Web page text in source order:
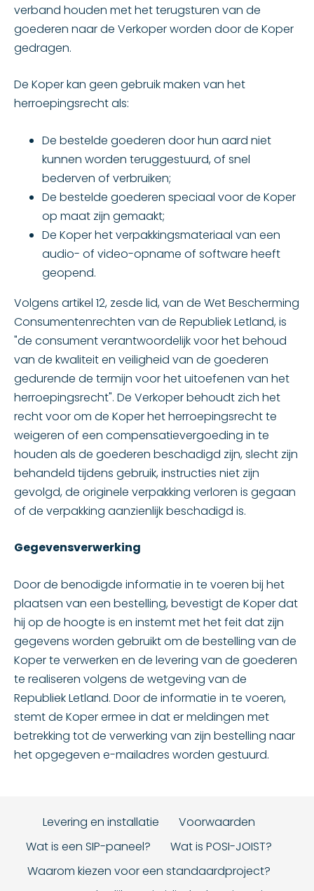
verband houden met het terugsturen van de
goederen naar de Verkoper worden door de Koper
gedragen.
De Koper kan geen gebruik maken van het
herroepingsrecht als:
De bestelde goederen door hun aard niet
kunnen worden teruggestuurd, of snel
bederven of verbruiken;
De bestelde goederen speciaal voor de Koper
op maat zijn gemaakt;
De Koper het verpakkingsmateriaal van een
audio- of video-opname of software heeft
geopend.
Volgens artikel 12, zesde lid, van de Wet Bescherming
Consumentenrechten van de Republiek Letland, is
"de consument verantwoordelijk voor het behoud
van de kwaliteit en veiligheid van de goederen
gedurende de termijn voor het uitoefenen van het
herroepingsrecht". De Verkoper behoudt zich het
recht voor om de Koper het herroepingsrecht te
weigeren of een compensatievergoeding in te
houden als de goederen beschadigd zijn, slecht zijn
behandeld tijdens gebruik, instructies niet zijn
gevolgd, de originele verpakking verloren is gegaan
of de verpakking aanzienlijk beschadigd is.
Gegevensverwerking
Door de benodigde informatie in te voeren bij het
plaatsen van een bestelling, bevestigt de Koper dat
hij op de hoogte is en instemt met het feit dat zijn
gegevens worden gebruikt om de bestelling van de
Koper te verwerken en de levering van de goederen
te realiseren volgens de wetgeving van de
Republiek Letland. Door de informatie in te voeren,
stemt de Koper ermee in dat er meldingen met
betrekking tot de verwerking van zijn bestelling naar
het opgegeven e-mailadres worden gestuurd.
Levering en installatie
Voorwaarden
Wat is een SIP-paneel?
Wat is POSI-JOIST?
Waarom kiezen voor een standaardproject?